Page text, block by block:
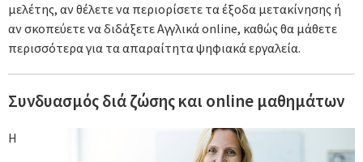
μελέτης, αν θέλετε να περιορίσετε τα έξοδα μετακίνησης ή
αν σκοπεύετε να διδάξετε Αγγλικά online, καθώς θα μάθετε
περισσότερα για τα απαραίτητα ψηφιακά εργαλεία.
Συνδυασμός διά ζώσης και online μαθημάτων
Η